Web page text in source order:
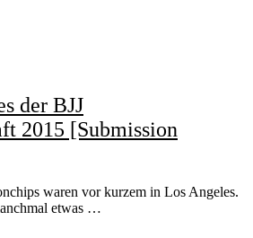
der BJJ
2015 [Submission
waren vor kurzem in Los Angeles.
etwas …